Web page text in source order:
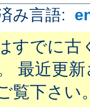
み言語:
すでに古
最近更
覧下さい